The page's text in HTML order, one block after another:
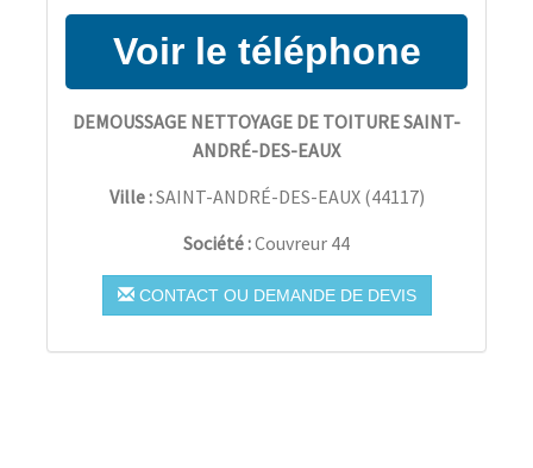
DEMOUSSAGE NETTOYAGE DE TOITURE SAINT-
ANDRÉ-DES-EAUX
Ville :SAINT-ANDRÉ-DES-EAUX(44117)
Société :Couvreur 44
CONTACT OU DEMANDE DE DEVIS